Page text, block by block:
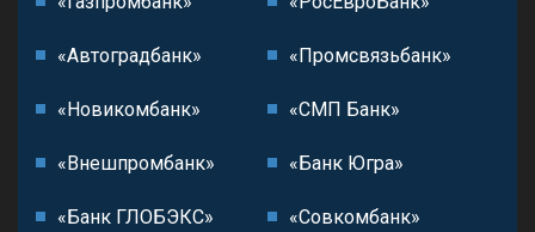
«Автоградбанк» «Промсвязьбанк»
«Новикомбанк» «СМП Банк»
«Внешпромбанк» «Банк Югра»
«Банк ГЛОБЭКС» «Совкомбанк»